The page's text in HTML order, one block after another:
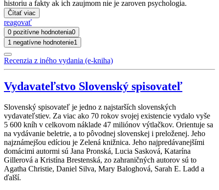
historiu a fakty ak ich zaujmom nie je zaroven psychologia.
Čítať viac
reagovať
0 pozitívne hodnotenia0
1 negatívne hodnotenie1
Recenzia z iného vydania (e-kniha)
Vydavateľstvo Slovenský spisovateľ
Slovenský spisovateľ je jedno z najstarších slovenských
vydavateľstiev. Za viac ako 70 rokov svojej existencie vydalo vyše
5 600 kníh v celkovom náklade 47 miliónov výtlačkov. Orientuje sa
na vydávanie beletrie, a to pôvodnej slovenskej i preloženej. Jeho
najznámejšou edíciou je Zelená knižnica. Jeho najpredávanejšími
domácimi autormi sú Jana Pronská, Lucia Sasková, Katarína
Gillerová a Kristína Brestenská, zo zahraničných autorov sú to
Agatha Christie, Daniel Silva, Mary Baloghová, Sarah E. Ladd a
ďalší.